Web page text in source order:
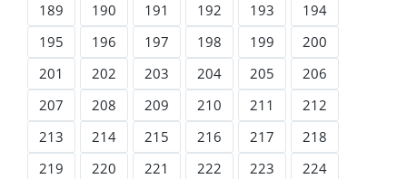
189
190 191 192 193
194
195
196 197 198 199
200
201
202 203 204 205
206
207
208 209 210 211
212
213
214 215 216 217
218
219
220 221 222 223
224